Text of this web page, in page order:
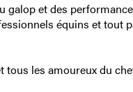
galop et des
équins et tout
tous les amoureux du